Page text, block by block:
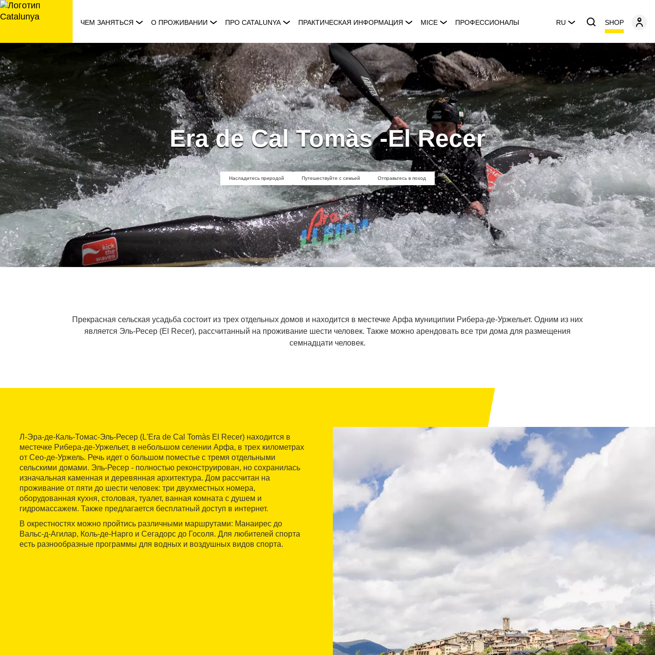
перейти
к
ЧЕМ ЗАНЯТЬСЯ О ПРОЖИВАНИИ ПРО CATALUNYA ПРАКТИЧЕСКАЯ ИНФОРМАЦИЯ MICE ПРОФЕССИОНАЛЫ RU SHOP
Era de Cal Tomàs -El Recer
Насладитесь природой Путешествуйте с семьей Отправьтесь в поход
Прекрасная сельская усадьба состоит из трех отдельных домов и находится в местечке Арфа муниципии Рибера-де-Уржельет. Одним из них
является Эль-Ресер (El Recer), рассчитанный на проживание шести человек. Также можно арендовать все три дома для размещения
семнадцати человек.
Л-Эра-де-Каль-Томас-Эль-Ресер (L'Era de Cal Tomàs El Recer) находится в
местечке Рибера-де-Уржельет, в небольшом селении Арфа, в трех километрах
от Сео-де-Уржель. Речь идет о большом поместье с тремя отдельными
сельскими домами. Эль-Ресер - полностью реконструирован, но сохранилась
изначальная каменная и деревянная архитектура. Дом рассчитан на
проживание от пяти до шести человек: три двухместных номера,
оборудованная кухня, столовая, туалет, ванная комната с душем и
гидромассажем. Также предлагается бесплатный доступ в интернет.
В окрестностях можно пройтись различными маршрутами: Манаирес до
Вальс-д-Агилар, Коль-де-Нарго и Сегадорс до Госоля. Для любителей спорта
есть разнообразные программы для водных и воздушных видов спорта.